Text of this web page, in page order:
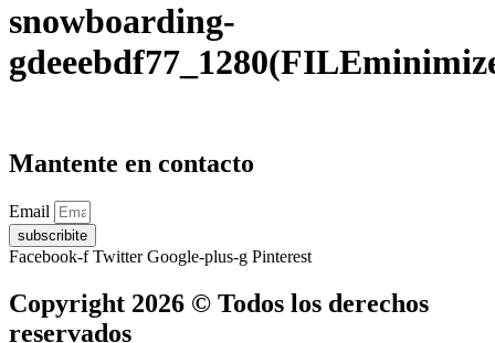
snowboarding-
Mantente en contacto
Email
subscribite
Facebook-f Twitter Google-plus-g Pinterest
Copyright 2026 © Todos los derechos
reservados